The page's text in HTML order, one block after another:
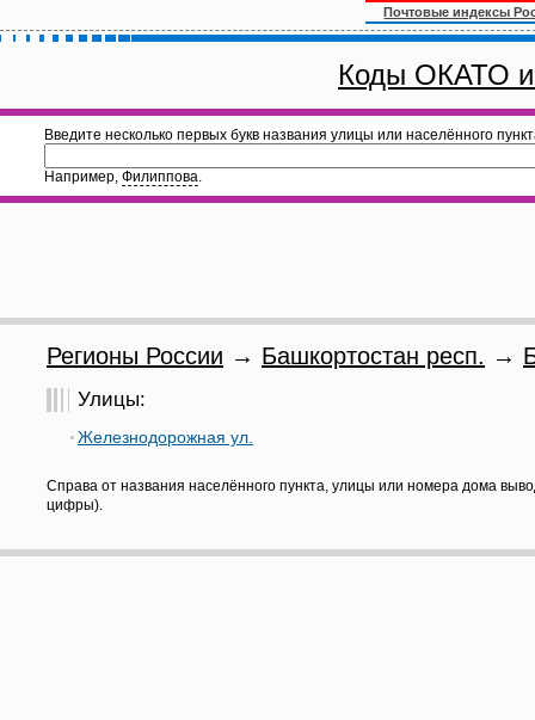
Почтовые индексы
Коды ОКАТО
Введите несколько первых букв названия улицы или населённого
Например, Филиппова.
Регионы России → Башкортостан респ. →
Улицы:
Железнодорожная ул.
Справа от названия населённого пункта, улицы или номера дома
цифры).